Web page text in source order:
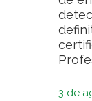
3 de